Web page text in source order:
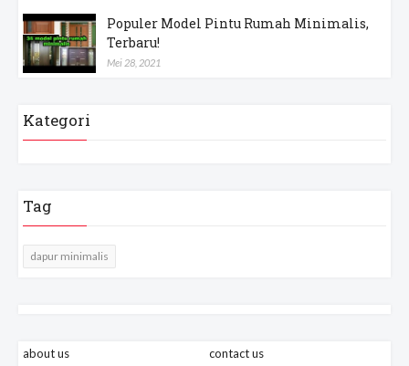
Populer Model Pintu Rumah Minimalis,
Terbaru!
Mei 28, 2021
Kategori
Tag
dapur minimalis
about us
contact us